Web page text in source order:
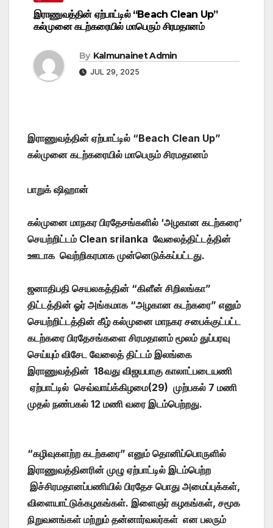
இராணுவத்தின் ஏற்பாட்டில் “Beach Clean Up”
கல்முனை கடற்கரையில் மாபெரும் சிரமதானம்
By Kalmunainet Admin
JUL 29, 2025
இராணுவத்தின் ஏற்பாட்டில் “Beach Clean Up”
கல்முனை கடற்கரையில் மாபெரும் சிரமதானம்
பாறுக் ஷிஹான்
கல்முனை மாநகர பிரதேசங்களில் ‘அழகான கடற்கரை’
செயற்றிட்டம் Clean srilanka வேலைத்திட்டத்தின்
ஊடாக வெற்றிகரமாக முன்னெடுக்கப்பட்டது.
ஜனாதிபதி செயலகத்தின் “கிளீன் சிறிலங்கா”
திட்டத்தின் ஓர் அங்கமாக “அழகான கடற்கரை” எனும்
செயற்றிட்டத்தின் கீழ் கல்முனை மாநகர சபைக்குட்பட்ட
கடற்கரை பிரதேசங்களை சிரமதானம் மூலம் துப்பரவு
செய்யும் விசேட வேலைத் திட்டம் இலங்கை
இராணுவத்தின் 18வது விஜயபாகு காலாட்படையணி
ஏற்பாட்டில் செவ்வாய்க்கிழமை(29) முற்பகல் 7 மணி
முதல் நண்பகல் 12 மணி வரை இடம்பெற்றது.
“கழிவுகளற்ற கடற்கரை” எனும் தொனிப்பொருளில்
இராணுவத்தினரின் முழு ஏற்பாட்டில் இடம்பெற்ற
இச்சிரமதானப்பணியில் பிரதேச பொது அமைப்புக்கள்,
விளையாட்டுக்கழகங்கள். இளைஞர் கழகங்கள், சமூக
நிறுவனங்கள் மற்றும் தன்னார்வலர்கள் என பலரும்